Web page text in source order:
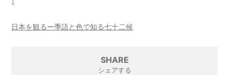
⇩
日本を観るー季語と色で知る七十二候
SHARE
シェアする